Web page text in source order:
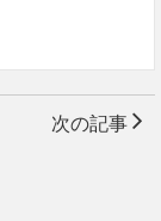
次の記事